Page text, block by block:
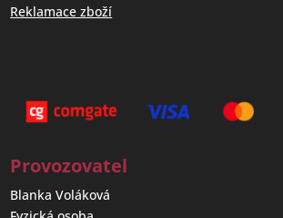
Reklamace zboží
Provozovatel
Blanka Voláková